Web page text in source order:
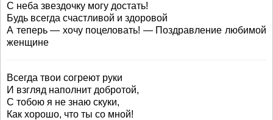
С неба звездочку могу достать!
Будь всегда счастливой и здоровой
А теперь — хочу поцеловать! — Поздравление любимой
женщине
Всегда твои согреют руки
И взгляд наполнит добротой,
С тобою я не знаю скуки,
Как хорошо, что ты со мной!